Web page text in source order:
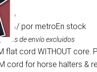
/ por metroEn stock
de envío excluidos
flat cord WITHOUT
cord for horse halters &